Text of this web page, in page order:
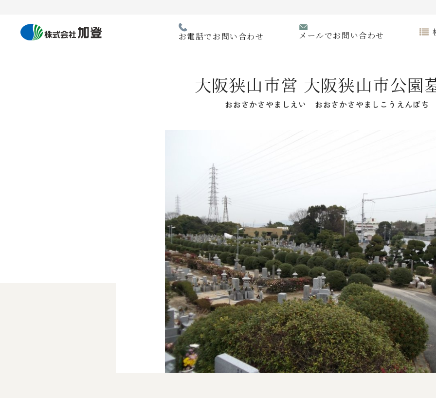
content
お電話でお問い合わせ メールでお問い合わせ
大阪狭山市営 大阪狭山市公園
おおさかさやましえい おおさかさやましこうえんぼち